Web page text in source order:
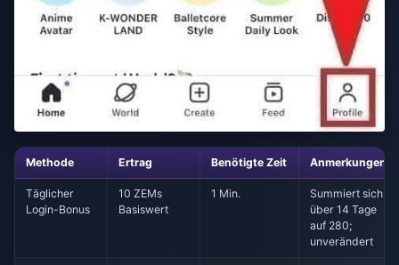
Methode Ertrag Benötigte Zeit Anmerkungen
Täglicher
Login-Bonus
10 ZEMs
Basiswert
1 Min.
Summiert sich
über 14 Tage
auf 280;
unverändert